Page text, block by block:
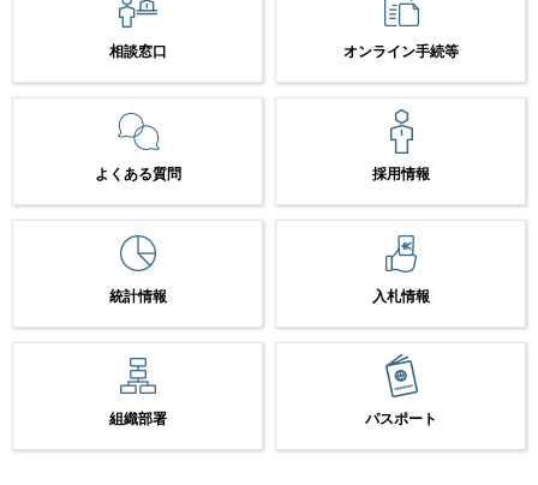
相談窓口 オンライン手続等
よくある質問 採用情報
統計情報 入札情報
組織部署 パスポート